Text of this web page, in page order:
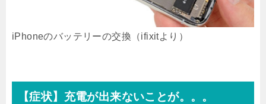
iPhoneのバッテリーの交換（ifixitより）
【症状】充電が出来ないことが。。。